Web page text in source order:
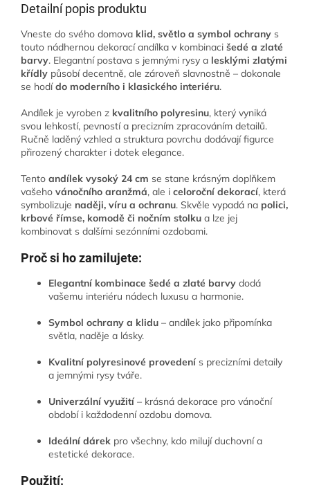
Detailní popis produktu
Vneste do svého domova klid, světlo a symbol ochrany s
touto nádhernou dekorací andílka v kombinaci šedé a zlaté
barvy. Elegantní postava s jemnými rysy a lesklými zlatými
křídly působí decentně, ale zároveň slavnostně – dokonale
se hodído moderního i klasického interiéru.
Andílek je vyroben z kvalitního polyresinu, který vyniká
svou lehkostí, pevností a precizním zpracováním detailů.
Ručně laděný vzhled a struktura povrchu dodávají figurce
přirozený charakter i dotek elegance.
Tento andílek vysoký 24 cm se stane krásným doplňkem
vašeho vánočního aranžmá, ale i celoroční dekorací, která
symbolizuje naději, víru a ochranu. Skvěle vypadá na polici,
krbové římse, komodě či nočním stolku a lze jej
kombinovat s dalšími sezónními ozdobami.
Proč si ho zamilujete:
Elegantní kombinace šedé a zlaté barvy dodá
vašemu interiéru nádech luxusu a harmonie.
Symbol ochrany a klidu – andílek jako připomínka
světla, naděje a lásky.
Kvalitní polyresinové provedení s precizními detaily
a jemnými rysy tváře.
Univerzální využití – krásná dekorace pro vánoční
období i každodenní ozdobu domova.
Ideální dárek pro všechny, kdo milují duchovní a
estetické dekorace.
Použití: